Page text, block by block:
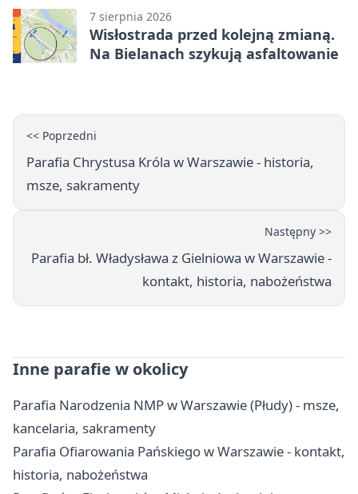
7 sierpnia 2026
Wisłostrada przed kolejną zmianą.
Na Bielanach szykują asfaltowanie
<< Poprzedni
Parafia Chrystusa Króla w Warszawie - historia,
msze, sakramenty
Następny >>
Parafia bł. Władysława z Gielniowa w Warszawie -
kontakt, historia, nabożeństwa
Inne parafie w okolicy
Parafia Narodzenia NMP w Warszawie (Płudy) - msze,
kancelaria, sakramenty
Parafia Ofiarowania Pańskiego w Warszawie - kontakt,
historia, nabożeństwa